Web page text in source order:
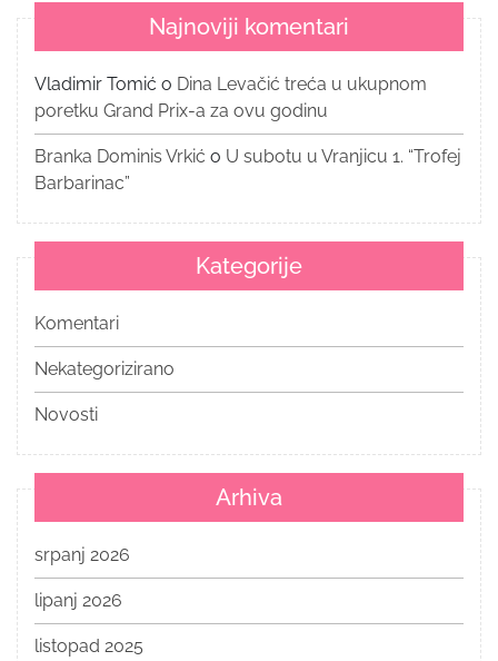
Najnoviji komentari
Vladimir Tomić o Dina Levačić treća u ukupnom
poretku Grand Prix-a za ovu godinu
Branka Dominis Vrkić o U subotu u Vranjicu 1. “Trofej
Barbarinac”
Kategorije
Komentari
Nekategorizirano
Novosti
Arhiva
srpanj 2026
lipanj 2026
listopad 2025